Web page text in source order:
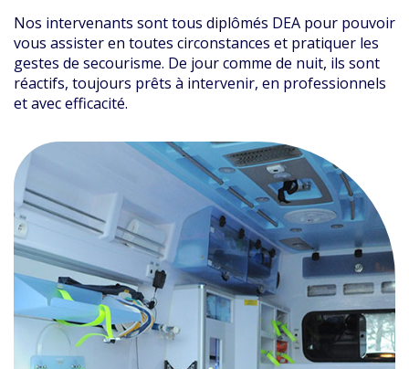
Nos intervenants sont tous diplômés DEA pour pouvoir
vous assister en toutes circonstances et pratiquer les
gestes de secourisme. De jour comme de nuit, ils sont
réactifs, toujours prêts à intervenir, en professionnels
et avec efficacité.